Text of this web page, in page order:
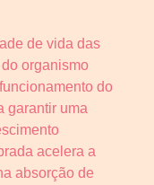
de vida das
organismo
do
garantir uma
acelera a
absorção de